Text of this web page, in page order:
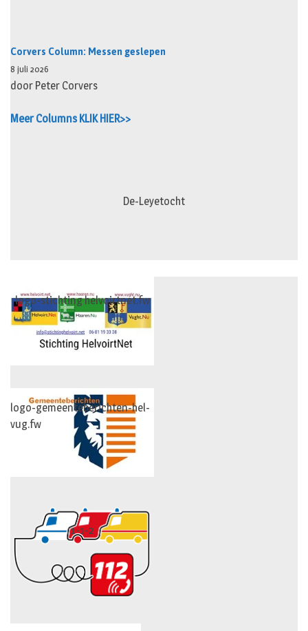
Corvers Column: Messen geslepen
8 juli 2026
door Peter Corvers
Meer Columns KLIK HIER>>
De-Leyetocht
logo-stichting helvoirtnet.fw
logo-gemeenteberichten-hel-
vug.fw
1-1-2